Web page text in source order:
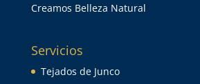
Creamos Belleza Natural
Servicios
Tejados de Junco